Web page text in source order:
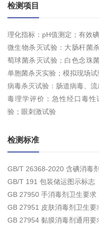
检测项目
理化指标：pH值测定；有效
微生物杀灭试验：大肠杆菌
萄球菌杀灭试验；白色念珠
单胞菌杀灭实验；模拟现场
病毒杀灭试验：肠道病毒、
毒理学评价：急性经口毒
验；眼刺激试验
检测标准
GB/T 26368-2020 含碘消毒
GB/T 191 包装储运图示标志
GB 27950 手消毒剂卫生要求
GB 27951 皮肤消毒剂卫生要
GB 27954 黏膜消毒剂通用要